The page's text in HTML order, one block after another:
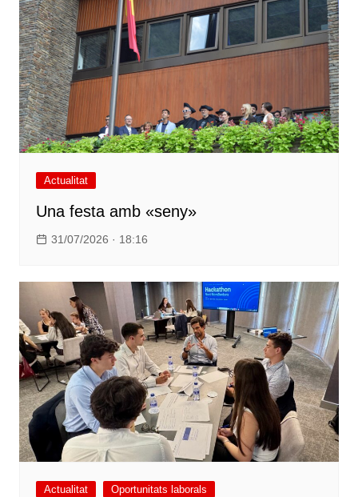
Actualitat
Una festa amb «seny»
31/07/2026 · 18:16
Actualitat Oportunitats laborals